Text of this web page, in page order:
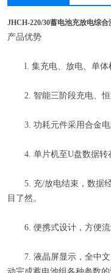
JHCH-220/30蓄电池充放电综合
产品优势
l. 集充电、放电、单体
2. 智能三阶段充电、恒
3. 功耗元件采用合金电
4. 单片机至U盘数据转
5. 充/放电结束，数据经
目了然。
6. 便携式设计，方便流
7. 液晶屏显示，全中文